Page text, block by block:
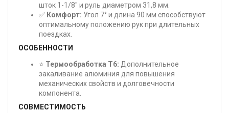
шток 1-1/8" и руль диаметром 31,8 мм.
✅ Комфорт: Угол 7° и длина 90 мм способствуют
оптимальному положению рук при длительных
поездках.
ОСОБЕННОСТИ
⭐ Термообработка T6: Дополнительное
закаливание алюминия для повышения
механических свойств и долговечности
компонента.
СОВМЕСТИМОСТЬ